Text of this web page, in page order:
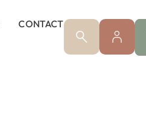
CONTACT